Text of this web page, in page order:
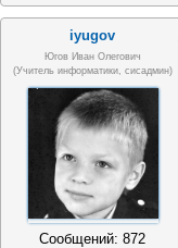
iyugov
Югов Иван Олегович
(Учитель информатики, сисадмин)
Сообщений:872